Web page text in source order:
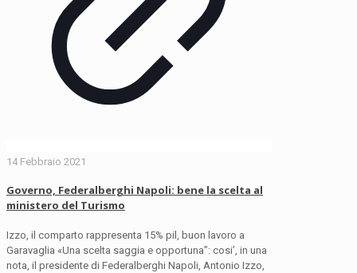
14 Febbraio 2021
Governo, Federalberghi Napoli: bene la scelta al
ministero del Turismo
Izzo, il comparto rappresenta 15% pil, buon lavoro a
Garavaglia «Una scelta saggia e opportuna”: cosi’, in una
nota, il presidente di Federalberghi Napoli, Antonio Izzo,